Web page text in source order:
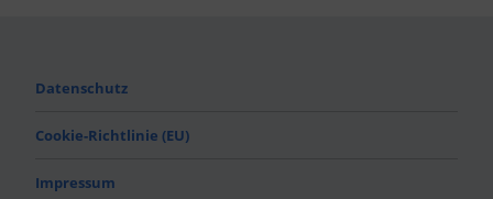
Datenschutz
Cookie-Richtlinie (EU)
Impressum